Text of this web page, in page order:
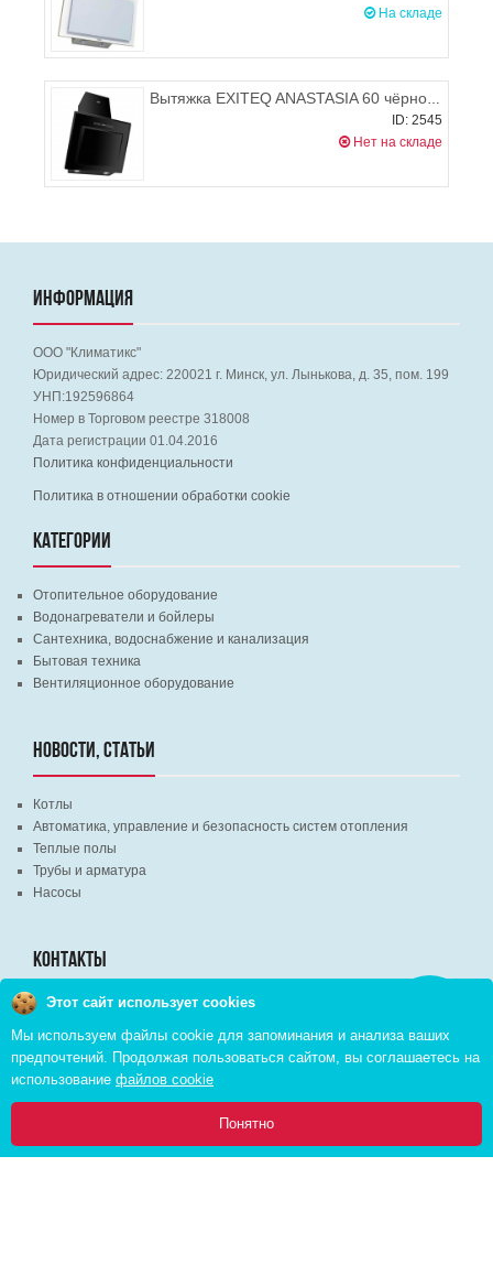
Главная Каталог Инфо Избранное Корзина:
На складе
Вытяжка EXITEQ ANASTASIA 60 чёрное стекло (60см)
ID: 2545
Нет на складе
ИНФОРМАЦИЯ
ООО "Климатикс"
Юридический адрес: 220021 г. Минск, ул. Лынькова, д. 35, пом. 199
УНП:192596864
Номер в Торговом реестре 318008
Дата регистрации 01.04.2016
Политика конфиденциальности
Политика в отношении обработки cookie
КАТЕГОРИИ
Отопительное оборудование
Водонагреватели и бойлеры
Сантехника, водоснабжение и канализация
Бытовая техника
Вентиляционное оборудование
НОВОСТИ, СТАТЬИ
Котлы
Автоматика, управление и безопасность систем отопления
Теплые полы
Трубы и арматура
Насосы
КОНТАКТЫ
г. Минск, ВЦ "Экспобел", строительный рынок, павильон № 8c
г. Минск, ул. М. Лынькова, д. 35, пом. 199
+375 (29) 110-46-46 (А1)
+375 (29) 373-90-16 (A1)
Этот сайт использует cookies
Мы используем файлы cookie для запоминания и анализа ваших
предпочтений. Продолжая пользоваться сайтом, вы соглашаетесь на
использование файлов cookie
Понятно